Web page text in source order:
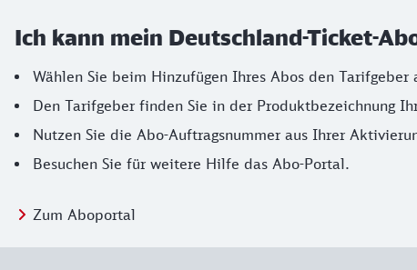
Ich kann mein Deutschland-Ticket-
Wählen Sie beim Hinzufügen Ihres Abos den
Den Tarifgeber finden Sie in der Produktbezeichnung
Nutzen Sie die Abo-Auftragsnummer aus Ihrer
Besuchen Sie für weitere Hilfe das Abo-Portal.
Zum Aboportal